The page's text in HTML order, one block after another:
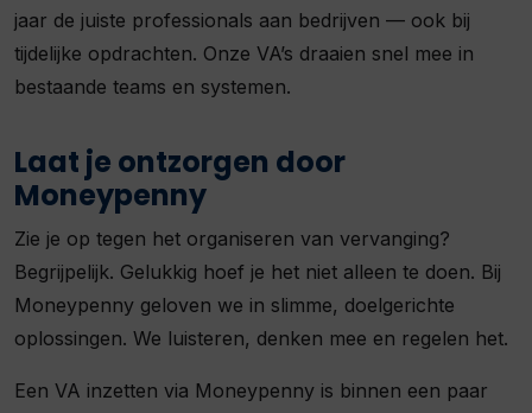
jaar de juiste professionals aan bedrijven — ook bij
tijdelijke opdrachten. Onze VA’s draaien snel mee in
bestaande teams en systemen.
Laat je ontzorgen door
Moneypenny
Zie je op tegen het organiseren van vervanging?
Begrijpelijk. Gelukkig hoef je het niet alleen te doen. Bij
Moneypenny geloven we in slimme, doelgerichte
oplossingen. We luisteren, denken mee en regelen het.
Een VA inzetten via Moneypenny is binnen een paar